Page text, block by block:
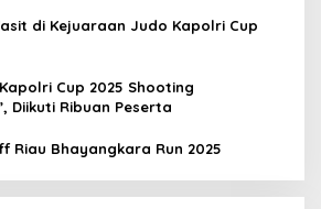
di Kejuaraan Judo Kapolri Cup
Cup 2025 Shooting
Diikuti Ribuan Peserta
Riau Bhayangkara Run 2025